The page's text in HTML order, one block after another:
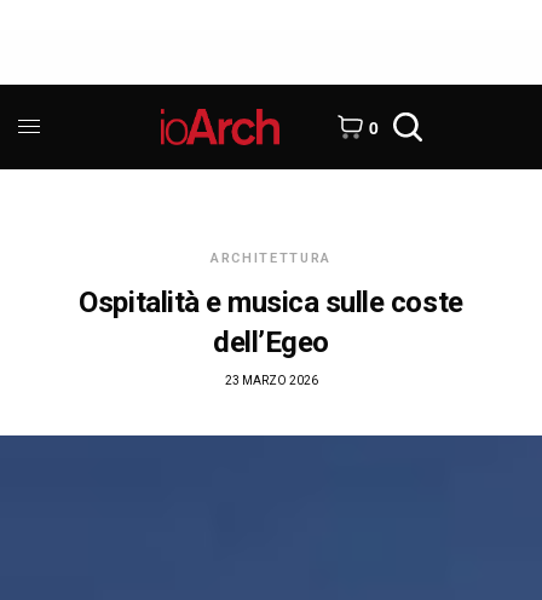
0
ARCHITETTURA
Ospitalità e musica sulle coste
dell’Egeo
23 MARZO 2026